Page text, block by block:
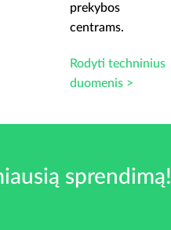
prekybos
centrams.
Rodyti techninius
duomenis >
sprendimą!